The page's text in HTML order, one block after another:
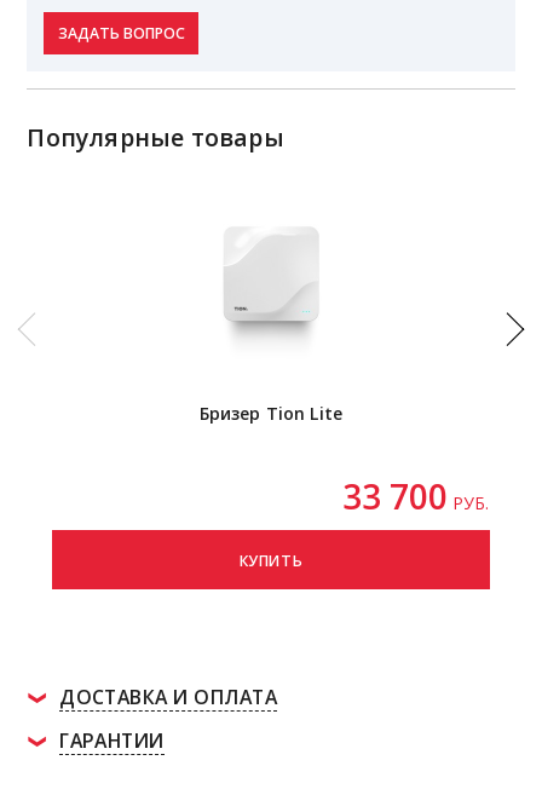
ЗАДАТЬ ВОПРОС
Популярные товары
Бризер Tion Lite
33 700 РУБ.
КУПИТЬ
ДОСТАВКА И ОПЛАТА
ГАРАНТИИ